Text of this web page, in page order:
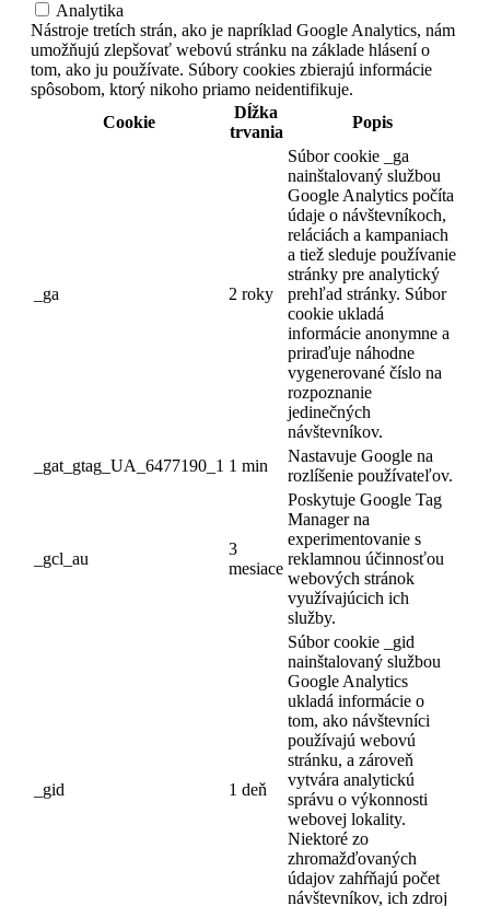
Analytika
Nástroje tretích strán, ako je napríklad Google Analytics, nám
umožňujú zlepšovať webovú stránku na základe hlásení o
tom, ako ju používate. Súbory cookies zbierajú informácie
spôsobom, ktorý nikoho priamo neidentifikuje.
Cookie
Dĺžka
trvania
Popis
_ga 2 roky
Súbor cookie _ga
nainštalovaný službou
Google Analytics počíta
údaje o návštevníkoch,
reláciách a kampaniach
a tiež sleduje používanie
stránky pre analytický
prehľad stránky. Súbor
cookie ukladá
informácie anonymne a
priraďuje náhodne
vygenerované číslo na
rozpoznanie
jedinečných
návštevníkov.
_gat_gtag_UA_6477190_1 1 min
Nastavuje Google na
rozlíšenie používateľov.
_gcl_au
3
mesiace
Poskytuje Google Tag
Manager na
experimentovanie s
reklamnou účinnosťou
webových stránok
využívajúcich ich
služby.
_gid 1 deň
Súbor cookie _gid
nainštalovaný službou
Google Analytics
ukladá informácie o
tom, ako návštevníci
používajú webovú
stránku, a zároveň
vytvára analytickú
správu o výkonnosti
webovej lokality.
Niektoré zo
zhromažďovaných
údajov zahŕňajú počet
návštevníkov, ich zdroj